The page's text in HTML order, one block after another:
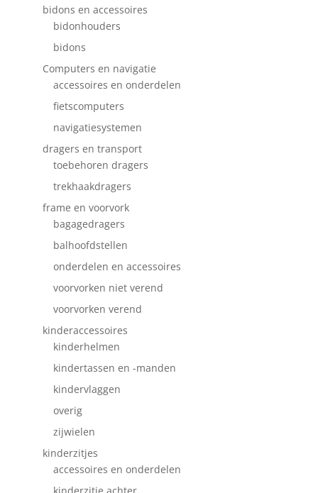
bidons en accessoires
bidonhouders
bidons
Computers en navigatie
accessoires en onderdelen
fietscomputers
navigatiesystemen
dragers en transport
toebehoren dragers
trekhaakdragers
frame en voorvork
bagagedragers
balhoofdstellen
onderdelen en accessoires
voorvorken niet verend
voorvorken verend
kinderaccessoires
kinderhelmen
kindertassen en -manden
kindervlaggen
overig
zijwielen
kinderzitjes
accessoires en onderdelen